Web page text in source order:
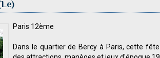
Paris 12ème
Dans le quartier de Bercy à Paris, cette